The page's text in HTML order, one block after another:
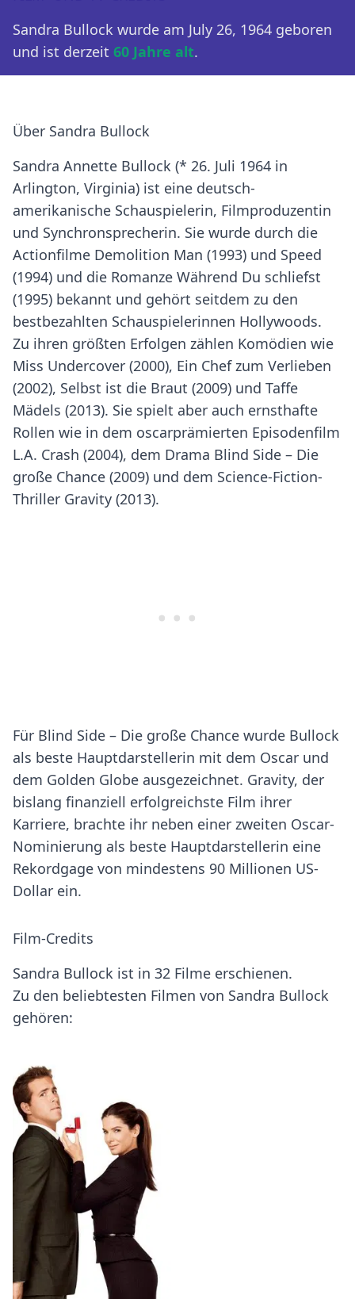
Sandra Bullock wurde am July 26, 1964 geboren
und ist derzeit 60 Jahre alt.
Über Sandra Bullock
Sandra Annette Bullock (* 26. Juli 1964 in
Arlington, Virginia) ist eine deutsch-
amerikanische Schauspielerin, Filmproduzentin
und Synchronsprecherin. Sie wurde durch die
Actionfilme Demolition Man (1993) und Speed
(1994) und die Romanze Während Du schliefst
(1995) bekannt und gehört seitdem zu den
bestbezahlten Schauspielerinnen Hollywoods.
Zu ihren größten Erfolgen zählen Komödien wie
Miss Undercover (2000), Ein Chef zum Verlieben
(2002), Selbst ist die Braut (2009) und Taffe
Mädels (2013). Sie spielt aber auch ernsthafte
Rollen wie in dem oscarprämierten Episodenfilm
L.A. Crash (2004), dem Drama Blind Side – Die
große Chance (2009) und dem Science-Fiction-
Thriller Gravity (2013).
Für Blind Side – Die große Chance wurde Bullock
als beste Hauptdarstellerin mit dem Oscar und
dem Golden Globe ausgezeichnet. Gravity, der
bislang finanziell erfolgreichste Film ihrer
Karriere, brachte ihr neben einer zweiten Oscar-
Nominierung als beste Hauptdarstellerin eine
Rekordgage von mindestens 90 Millionen US-
Dollar ein.
Film-Credits
Sandra Bullock ist in 32 Filme erschienen.
Zu den beliebtesten Filmen von Sandra Bullock
gehören: